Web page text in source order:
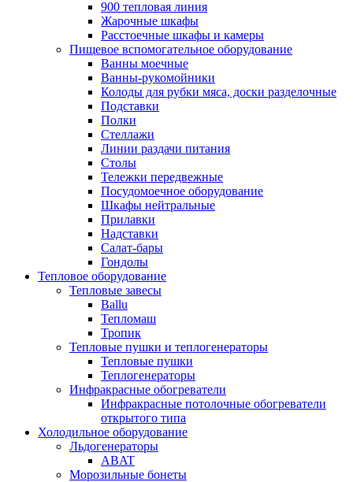
900 тепловая линия
Жарочные шкафы
Расстоечные шкафы и камеры
Пищевое вспомогательное оборудование
Ванны моечные
Ванны-рукомойники
Колоды для рубки мяса, доски разделочные
Подставки
Полки
Стеллажи
Линии раздачи питания
Столы
Тележки передвежные
Посудомоечное оборудование
Шкафы нейтральные
Прилавки
Надставки
Салат-бары
Гондолы
Тепловое оборудование
Тепловые завесы
Ballu
Тепломаш
Тропик
Тепловые пушки и теплогенераторы
Тепловые пушки
Теплогенераторы
Инфракрасные обогреватели
Инфракрасные потолочные обогреватели
открытого типа
Холодильное оборудование
Льдогенераторы
ABAT
Морозильные бонеты